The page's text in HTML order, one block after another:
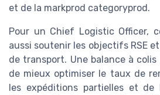
et de la markprod categoryprod.
Pour un Chief Logistic Officer,
aussi soutenir les objectifs RSE
de transport. Une balance à
de mieux optimiser le taux de
les expéditions partielles et de